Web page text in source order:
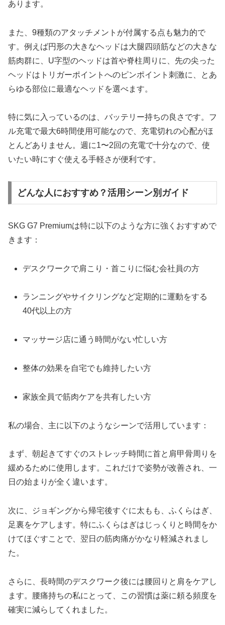
あります。
また、9種類のアタッチメントが付属する点も魅力的で
す。例えば円形の大きなヘッドは大腿四頭筋などの大きな
筋肉群に、U字型のヘッドは首や脊柱周りに、先の尖った
ヘッドはトリガーポイントへのピンポイント刺激に、とあ
らゆる部位に最適なヘッドを選べます。
特に気に入っているのは、バッテリー持ちの良さです。フ
ル充電で最大6時間使用可能なので、充電切れの心配がほ
とんどありません。週に1〜2回の充電で十分なので、使
いたい時にすぐ使える手軽さが便利です。
どんな人におすすめ？活用シーン別ガイド
SKG G7 Premiumは特に以下のような方に強くおすすめで
きます：
デスクワークで肩こり・首こりに悩む会社員の方
ランニングやサイクリングなど定期的に運動をする
40代以上の方
マッサージ店に通う時間がない忙しい方
整体の効果を自宅でも維持したい方
家族全員で筋肉ケアを共有したい方
私の場合、主に以下のようなシーンで活用しています：
まず、朝起きてすぐのストレッチ時間に首と肩甲骨周りを
緩めるために使用します。これだけで姿勢が改善され、一
日の始まりが全く違います。
次に、ジョギングから帰宅後すぐに太もも、ふくらはぎ、
足裏をケアします。特にふくらはぎはじっくりと時間をか
けてほぐすことで、翌日の筋肉痛がかなり軽減されまし
た。
さらに、長時間のデスクワーク後には腰回りと肩をケアし
ます。腰痛持ちの私にとって、この習慣は薬に頼る頻度を
確実に減らしてくれました。